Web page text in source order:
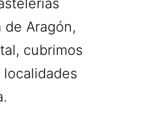
Aragón,
cubrimos